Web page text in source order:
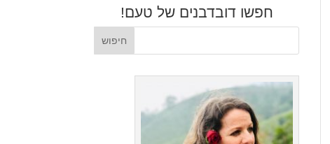
חפשו דובדבנים של טעם!